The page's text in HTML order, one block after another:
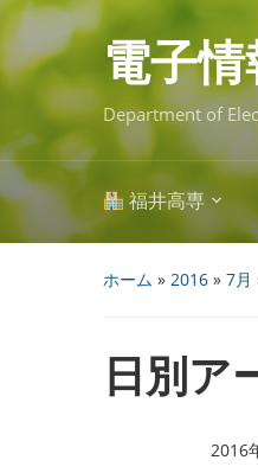
Skip
to
main
content 電子
Department of
福井高専
ホーム » 2016 » 7月
日別ア
2016